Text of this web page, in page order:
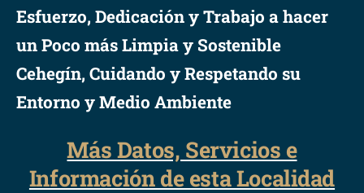
Esfuerzo, Dedicación y Trabajo a hacer
un Poco más Limpia y Sostenible
Cehegín, Cuidando y Respetando su
Entorno y Medio Ambiente
Más Datos, Servicios e
Información de esta Localidad